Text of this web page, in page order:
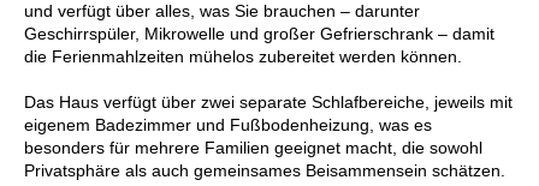
und verfügt über alles, was Sie brauchen – darunter
Geschirrspüler, Mikrowelle und großer Gefrierschrank – damit
die Ferienmahlzeiten mühelos zubereitet werden können.
Das Haus verfügt über zwei separate Schlafbereiche, jeweils mit
eigenem Badezimmer und Fußbodenheizung, was es
besonders für mehrere Familien geeignet macht, die sowohl
Privatsphäre als auch gemeinsames Beisammensein schätzen.